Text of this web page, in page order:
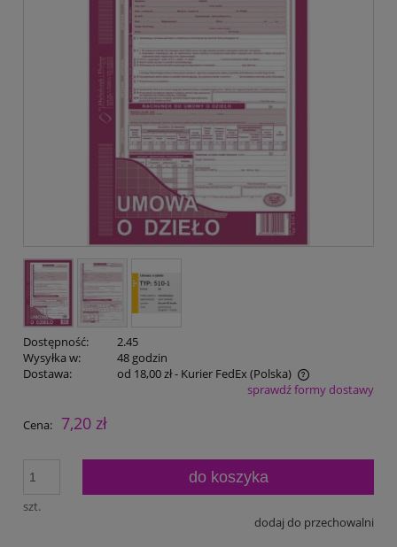
Dostępność:
2.45
Wysyłka w:
48 godzin
Dostawa:
od 18,00 zł- Kurier FedEx(Polska)
Cena nie zawiera ewentualnych kosztów płatnościsprawdź formy dostawy
Cena: 7,20 zł
szt.
do koszyka
dodaj do przechowalni